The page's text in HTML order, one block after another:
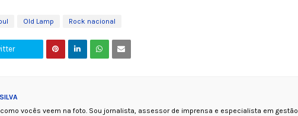
Old Lamp Rock nacional
como vocês veem na foto. Sou jornalista, assessor de imprensa e especialista em gestão